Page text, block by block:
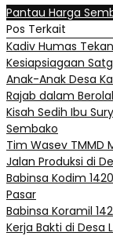
Pantau Harga
Pos Terkait
Kadiv Humas
Kesiapsiagaan
Anak-Anak Desa
Rajab dalam
Kisah Sedih Ibu
Sembako
Tim Wasev TMMD
Jalan Produksi di
Babinsa Kodim
Pasar
Babinsa Koramil
Kerja Bakti di Desa